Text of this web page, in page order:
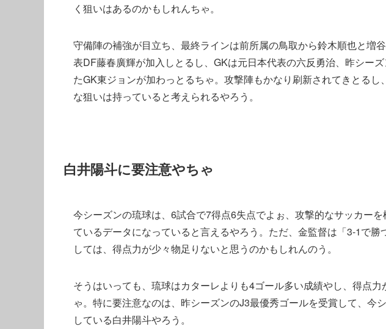
く狙いはあるのかもしれんちゃ。
守備陣の補強が目立ち、最終ラインは前所属の鳥取から鈴木順也と増
表DF藤春廣輝が加入しとるし、GKは元日本代表の六反勇治、昨シー
たGK東ジョンが加わっとるちゃ。攻撃陣もかなり刷新されてきとるし
な狙いは持っていると考えられるやろう。
白井陽斗に要注意やちゃ
今シーズンの琉球は、6試合で7得点6失点でよぉ、攻撃的なサッカー
ているデータになっていると言えるやろう。ただ、金監督は「3-1で勝
しては、得点力が少々物足りないと思うのかもしれんのう。
そうはいっても、琉球はカターレよりも4ゴール多い成績やし、得点
ゃ。特に要注意なのは、昨シーズンのJ3最優秀ゴールを受賞して、今
している白井陽斗やろう。